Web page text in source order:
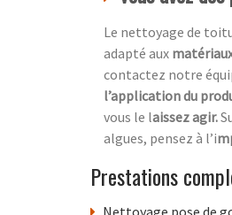
Le nettoyage de
adapté aux
contactez notre
l’application du
vous le laissez agir.
algues, pensez à l’i
Prestations
Nettoyage pose de